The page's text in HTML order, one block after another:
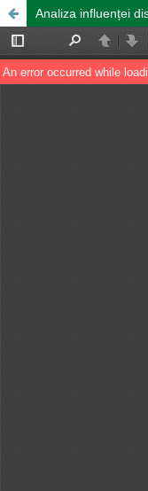
Analiza influenței